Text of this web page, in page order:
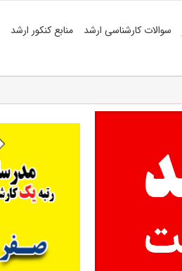
سوالات کارشناسی ارشد منابع کنکور ارشد